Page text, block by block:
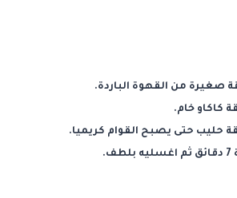
من القهوة الباردة.
كاكاو خام.
حليب حتى يصبح القوام كريميا.